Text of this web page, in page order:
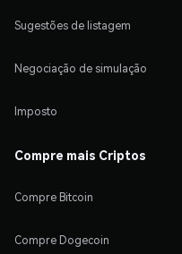
Sugestões de listagem
Negociação de simulação
Imposto
Compre mais Criptos
Compre Bitcoin
Compre Dogecoin